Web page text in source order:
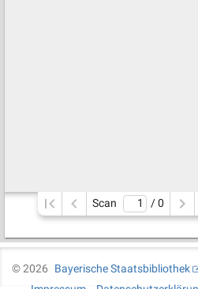
Scan / 0
©2026
Bayerische Staatsbibliothek